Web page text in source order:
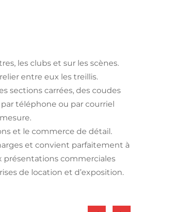
les clubs et sur les scènes.
entre eux les treillis.
sections carrées, des coudes
téléphone ou par courriel
et le commerce de détail.
et convient parfaitement à
présentations commerciales
de location et d’exposition.